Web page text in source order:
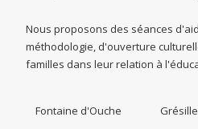
Nous proposons des séances
méthodologie, d'ouverture
familles dans leur relation à
Fontaine d'Ouche